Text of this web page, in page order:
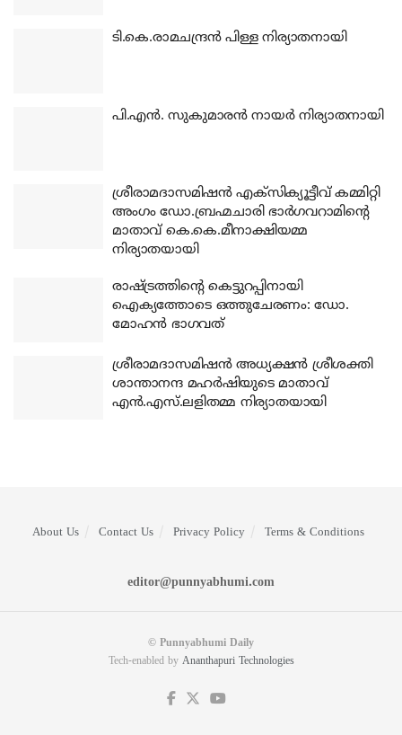
ടി.കെ.രാമചന്ദ്രന്‍ പിള്ള നിര്യാതനായി
പി.എന്‍. സുകുമാരന്‍ നായര്‍ നിര്യാതനായി
ശ്രീരാമദാസമിഷന്‍ എക്‌സിക്യൂട്ടീവ് കമ്മിറ്റി
അംഗം ഡോ.ബ്രഹ്മചാരി ഭാര്‍ഗവറാമിന്റെ
മാതാവ് കെ.കെ.മീനാക്ഷിയമ്മ
നിര്യാതയായി
രാഷ്ട്രത്തിന്റെ കെട്ടുറപ്പിനായി
ഐക്യത്തോടെ ഒത്തുചേരണം: ഡോ.
മോഹന്‍ ഭാഗവത്
ശ്രീരാമദാസമിഷന്‍ അധ്യക്ഷന്‍ ശ്രീശക്തി
ശാന്താനന്ദ മഹര്‍ഷിയുടെ മാതാവ്
എന്‍.എസ്.ലളിതമ്മ നിര്യാതയായി
About Us Contact Us Privacy Policy Terms & Conditions
editor@punnyabhumi.com
© Punnyabhumi Daily
Tech-enabled by Ananthapuri Technologies